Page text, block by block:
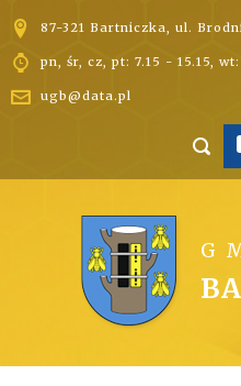
 87-321 Bartniczka, ul.
 pn, śr, cz, pt: 7.15 - 15.15,
 ugb@data.pl
